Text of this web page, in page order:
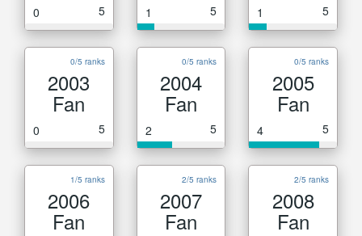
0 5 1 5 1 5
0/5 ranks
2003
Fan
0 5
0/5 ranks
2004
Fan
2 5
0/5 ranks
2005
Fan
4 5
1/5 ranks
2006
Fan
2/5 ranks
2007
Fan
2/5 ranks
2008
Fan